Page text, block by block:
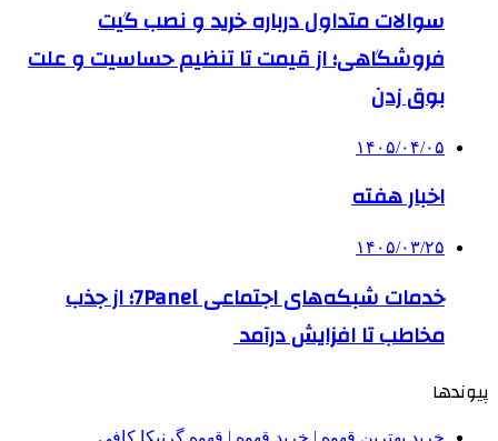
سوالات متداول درباره خرید و نصب گیت
فروشگاهی؛ از قیمت تا تنظیم حساسیت و علت
بوق زدن
۱۴۰۵/۰۴/۰۵
اخبار هفته
۱۴۰۵/۰۳/۲۵
خدمات شبکه‌های اجتماعی 7Panel؛ از جذب
مخاطب تا افزایش درآمد
پیوندها
خرید بهترین قهوه | خرید قهوه | قهوه گرنیکا کافی